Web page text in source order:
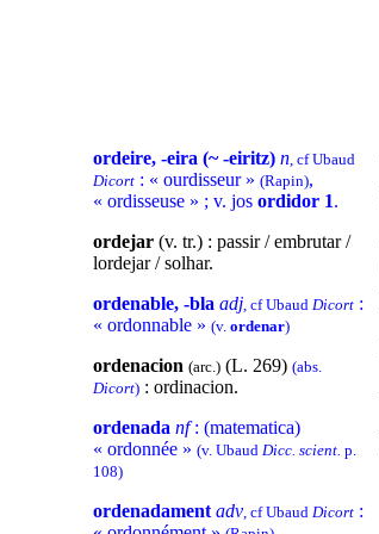
ordeire, -eira (~ -eiritz) n, cf Ubaud
Dicort : « ourdisseur » (Rapin),
« ordisseuse » ; v. jos ordidor 1.
ordejar (v. tr.) : passir / embrutar /
lordejar / solhar.
ordenable, -bla adj, cf Ubaud Dicort :
« ordonnable » (v. ordenar)
ordenacion (arc.) (L. 269) (abs.
Dicort) : ordinacion.
ordenada nf: (matematica)
« ordonnée » (v. Ubaud Dicc. scient. p.
108)
ordenadament adv, cf Ubaud Dicort :